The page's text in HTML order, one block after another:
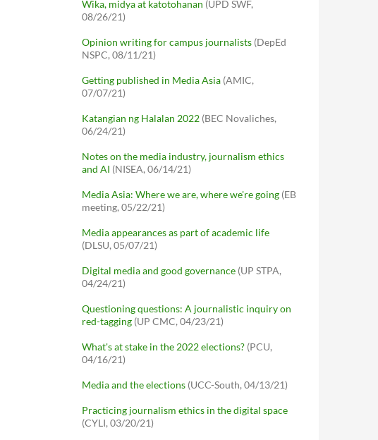
Wika, midya at katotohanan (UPD SWF,
08/26/21)
Opinion writing for campus journalists (DepEd
NSPC, 08/11/21)
Getting published in Media Asia (AMIC,
07/07/21)
Katangian ng Halalan 2022 (BEC Novaliches,
06/24/21)
Notes on the media industry, journalism ethics
and AI (NISEA, 06/14/21)
Media Asia: Where we are, where we're going (EB
meeting, 05/22/21)
Media appearances as part of academic life
(DLSU, 05/07/21)
Digital media and good governance (UP STPA,
04/24/21)
Questioning questions: A journalistic inquiry on
red-tagging (UP CMC, 04/23/21)
What's at stake in the 2022 elections? (PCU,
04/16/21)
Media and the elections (UCC-South, 04/13/21)
Practicing journalism ethics in the digital space
(CYLI, 03/20/21)